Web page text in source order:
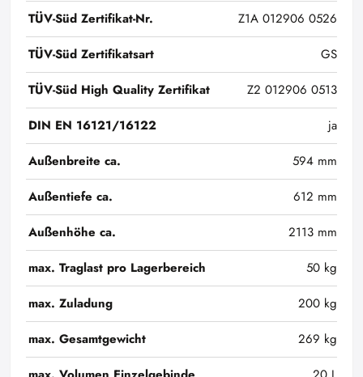
TÜV-Süd Zertifikat-Nr.
Z1A 012906 0526
TÜV-Süd Zertifikatsart
GS
TÜV-Süd High Quality Zertifikat
Z2 012906 0513
DIN EN 16121/16122
ja
Außenbreite ca.
594 mm
Außentiefe ca.
612 mm
Außenhöhe ca.
2113 mm
max. Traglast pro Lagerbereich
50 kg
max. Zuladung
200 kg
max. Gesamtgewicht
269 kg